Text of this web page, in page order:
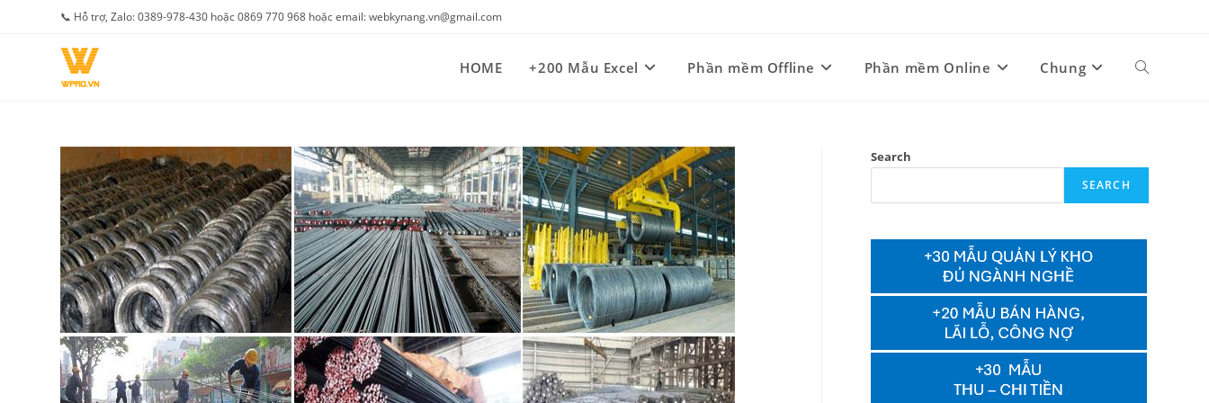
📞 Hỗ trợ, Zalo: 0389-978-430 hoặc 0869 770 968 hoặc email: webkynang.vn@gmail.com
HOME +200 Mẫu Excel Phần mềm Offline Phần mềm Online Chung Toggle
search
Search
SEARCH